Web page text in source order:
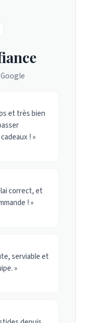
et très bien
! »
correct, et
! »
serviable et
»